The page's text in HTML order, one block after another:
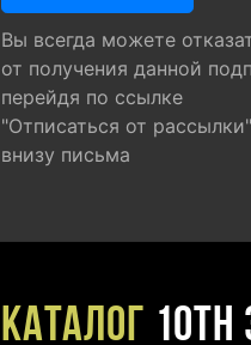
Вы всегда можете
от получения данной
перейдя по ссылке
"Отписаться от рассылки"
внизу письма
Каталог 10TH